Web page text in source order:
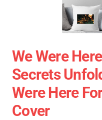
We Were
Secrets
Were Here
Cover